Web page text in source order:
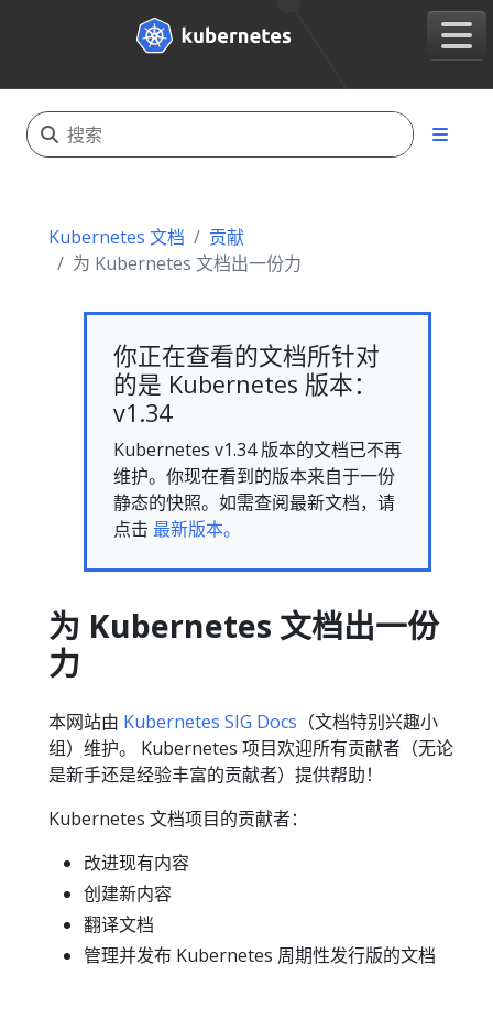
Kubernetes 文档
贡献
为 Kubernetes 文档出一份力
你正在查看的文档所针对
的是 Kubernetes 版本：
v1.34
Kubernetes v1.34 版本的文档已不再
维护。你现在看到的版本来自于一份
静态的快照。如需查阅最新文档，请
点击 最新版本。
为 Kubernetes 文档出一份
力
本网站由 Kubernetes SIG Docs （文档特别兴趣小
组）维护。 Kubernetes 项目欢迎所有贡献者（无论
是新手还是经验丰富的贡献者）提供帮助！
Kubernetes 文档项目的贡献者：
改进现有内容
创建新内容
翻译文档
管理并发布 Kubernetes 周期性发行版的文档